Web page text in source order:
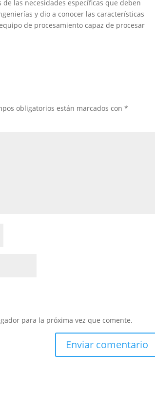
las necesidades específicas que deben
y dio a conocer las características
de procesamiento capaz de procesar
obligatorios están marcados con*
para la próxima vez que comente.